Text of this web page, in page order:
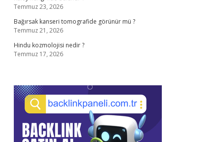
Temmuz 23, 2026
Bağırsak kanseri tomografide görünür mü ?
Temmuz 21, 2026
Hindu kozmolojisi nedir ?
Temmuz 17, 2026